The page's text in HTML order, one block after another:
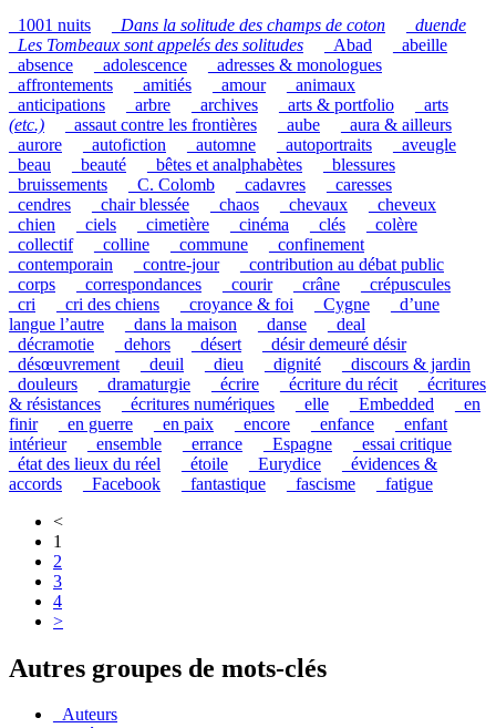
_1001 nuits Dans la solitude des champs de coton
duende
Les Tombeaux sont appelés des solitudes _Abad
_abeille
_absence
_adolescence
_adresses & monologues
_affrontements
_amitiés _amour
_animaux
_anticipations
_arbre _archives _arts & portfolio
_arts
(etc.)
_assaut contre les frontières _aube
_aura & ailleurs
_aurore
_autofiction _automne _autoportraits
_aveugle
_beau
_beauté _bêtes et analphabètes
_blessures
_bruissements
_C. Colomb _cadavres
_caresses
_cendres
_chair blessée _chaos _chevaux
_cheveux
_chien
_ciels _cimetière _cinéma _clés
_colère
_collectif
_colline _commune
_confinement
_contemporain
_contre-jour
_contribution au débat public
_corps
_correspondances _courir _crâne
_crépuscules
_cri
_cri des chiens _croyance & foi _Cygne
_d’une
langue l’autre
_dans la maison _danse
_deal
_décramotie
_dehors _désert
_désir demeuré désir
_désœuvrement
_deuil _dieu _dignité
_discours & jardin
_douleurs
_dramaturgie _écrire _écriture du récit
_écritures
& résistances
_écritures numériques _elle _Embedded
_en
finir
_en guerre _en paix _encore _enfance
_enfant
intérieur
_ensemble _errance _Espagne
_essai critique
_état des lieux du réel
_étoile _Eurydice
_évidences &
accords
_Facebook _fantastique _fascisme
_fatigue
<
1
2
3
4
>
Autres groupes de mots-clés
_Auteurs